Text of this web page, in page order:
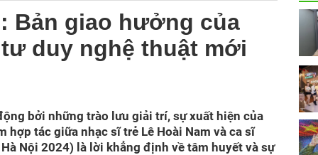
Bản giao hưởng của
duy nghệ thuật mới
bởi những trào lưu giải trí, sự xuất hiện của
hợp tác giữa nhạc sĩ trẻ Lê Hoài Nam và ca sĩ
Nội 2024) là lời khẳng định về tâm huyết và sự